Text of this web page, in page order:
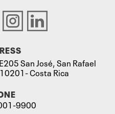
San José, San Rafael
Costa Rica
9900